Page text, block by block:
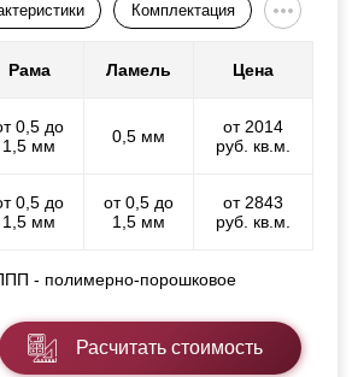
Комплектация
Рама Ламель Цена
0,5 до
1,5 мм
0,5 мм
от 2014
руб. кв.м.
0,5 до
1,5 мм
от 0,5 до
1,5 мм
от 2843
руб. кв.м.
- полимерно-порошковое
Расчитать стоимость